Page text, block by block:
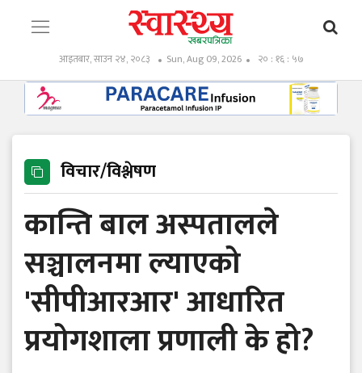
आइतबार, साउन २४, २०८३ Sun, Aug 09, 2026 २० : १६ : ५९
विचार/विश्लेषण
कान्ति बाल अस्पतालले
सञ्चालनमा ल्याएको
'सीपीआरआर' आधारित
प्रयोगशाला प्रणाली के हो?